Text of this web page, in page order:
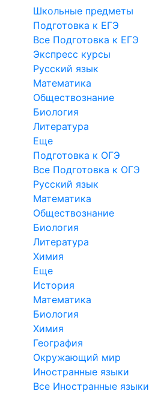
Школьные предметы
Подготовка к ЕГЭ
Все Подготовка к ЕГЭ
Экспресс курсы
Русский язык
Математика
Обществознание
Биология
Литература
Еще
Подготовка к ОГЭ
Все Подготовка к ОГЭ
Русский язык
Математика
Обществознание
Биология
Литература
Химия
Еще
История
Математика
Биология
Химия
География
Окружающий мир
Иностранные языки
Все Иностранные языки